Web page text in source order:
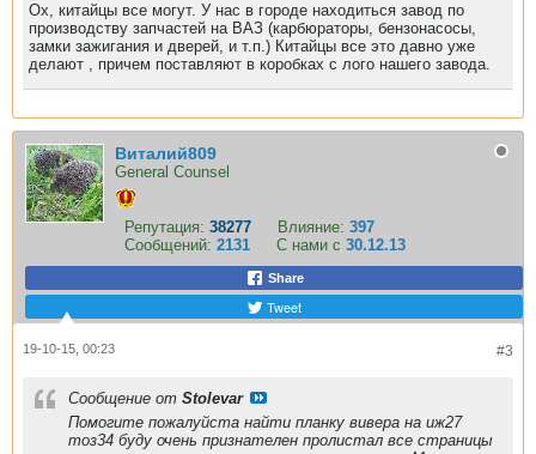
Ох, китайцы все могут. У нас в городе находиться завод по
производству запчастей на ВАЗ (карбюраторы, бензонасосы,
замки зажигания и дверей, и т.п.) Китайцы все это давно уже
делают , причем поставляют в коробках с лого нашего завода.
Виталий809
General Counsel
Репутация: 38277 Влияние: 397
Сообщений: 2131 С нами с 30.12.13
Share
Tweet
#3
19-10-15, 00:23
Сообщение от Stolevar
Помогите пожалуйста найти планку вивера на иж27
тоз34 буду очень признателен пролистал все страницы